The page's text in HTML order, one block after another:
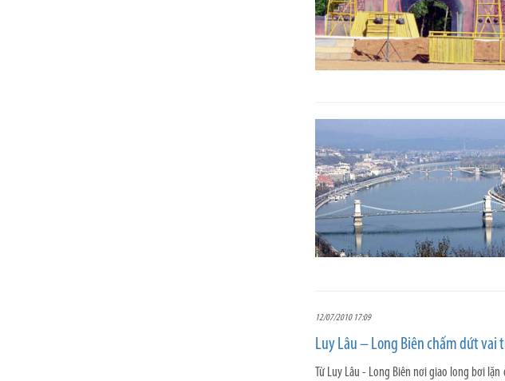
12/07/2010 17:09
Luy Lâu – Long Biên chấm dứt vai
Từ Luy Lâu - Long Biên nơi giao long bơi